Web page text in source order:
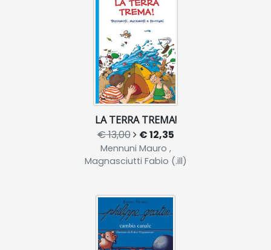
LA TERRA TREMA!
€ 13,00 € 12,35
Mennuni Mauro ,
Magnasciutti Fabio (.ill)